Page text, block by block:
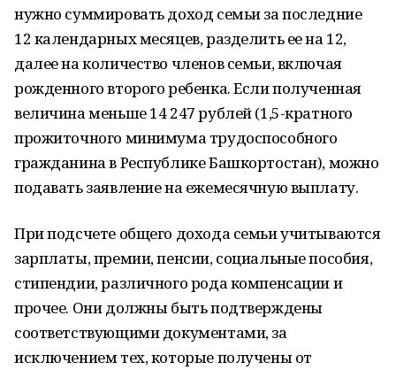
нужно суммировать доход семьи за последние
12 календарных месяцев, разделить ее на 12,
далее на количество членов семьи, включая
рожденного второго ребенка. Если полученная
величина меньше 14 247 рублей (1,5-кратного
прожиточного минимума трудоспособного
гражданина в Республике Башкортостан), можно
подавать заявление на ежемесячную выплату.
При подсчете общего дохода семьи учитываются
зарплаты, премии, пенсии, социальные пособия,
стипендии, различного рода компенсации и
прочее. Они должны быть подтверждены
соответствующими документами, за
исключением тех, которые получены от